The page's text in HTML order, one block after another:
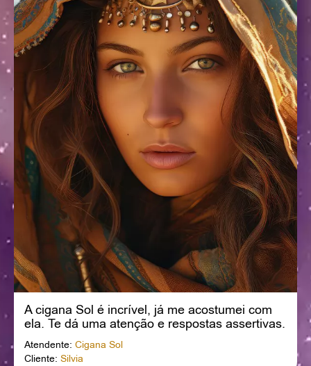
A cigana Sol é incrível, já me acostumei com
ela. Te dá uma atenção e respostas assertivas.
Obrigada querida.
Atendente: Cigana Sol
Cliente: Silvia